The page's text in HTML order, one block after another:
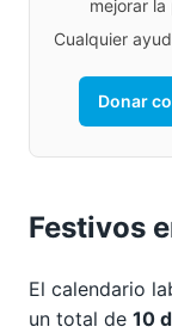
mejorar
Cualquier
Donar
Festivos
El calendario
un total de 10